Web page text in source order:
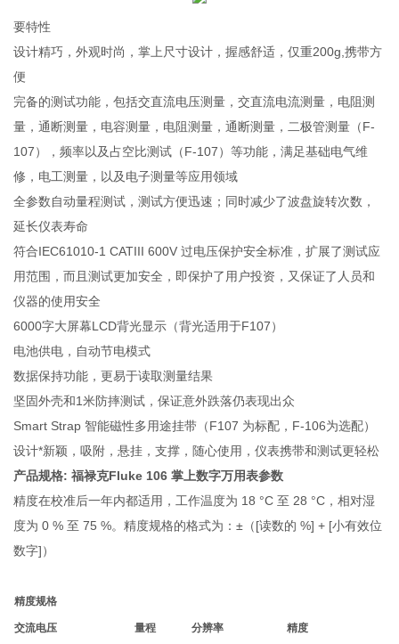
要特性
设计精巧，外观时尚，掌上尺寸设计，握感舒适，仅重200g,携带方
便
完备的测试功能，包括交直流电压测量，交直流电流测量，电阻测
量，通断测量，电容测量，电阻测量，通断测量，二极管测量（F-
107），频率以及占空比测试（F-107）等功能，满足基础电气维
修，电工测量，以及电子测量等应用领域
全参数自动量程测试，测试方便迅速；同时减少了波盘旋转次数，
延长仪表寿命
符合IEC61010-1 CATIII 600V 过电压保护安全标准，扩展了测试应
用范围，而且测试更加安全，即保护了用户投资，又保证了人员和
仪器的使用安全
6000字大屏幕LCD背光显示（背光适用于F107）
电池供电，自动节电模式
数据保持功能，更易于读取测量结果
坚固外壳和1米防摔测试，保证意外跌落仍表现出众
Smart Strap 智能磁性多用途挂带（F107 为标配，F-106为选配）
设计*新颖，吸附，悬挂，支撑，随心使用，仪表携带和测试更轻松
产品规格:福禄克Fluke 106 掌上数字万用表参数
精度在校准后一年内都适用，工作温度为 18 °C 至 28 °C，相对湿
度为 0 % 至 75 %。精度规格的格式为：±（[读数的 %] + [小有效位
数字]）
精度规格
交流电压
量程 分辨率 精度